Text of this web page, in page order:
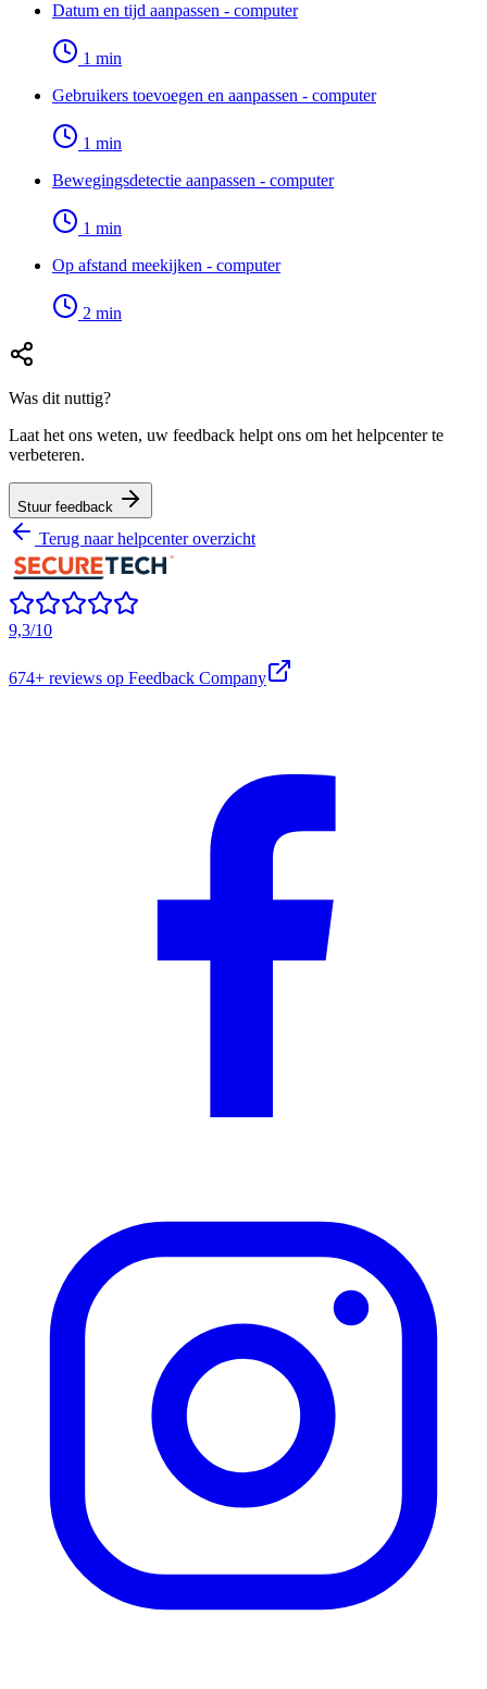
Datum en tijd aanpassen - computer
1 min
Gebruikers toevoegen en aanpassen - computer
1 min
Bewegingsdetectie aanpassen - computer
1 min
Op afstand meekijken - computer
2 min
Was dit nuttig?
Laat het ons weten, uw feedback helpt ons om het helpcenter te
verbeteren.
Stuur feedback
Terug naar helpcenter overzicht
9,3/10
674+ reviews op Feedback Company